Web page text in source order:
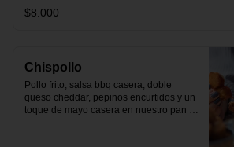
$8.000
Chispollo
Pollo frito, salsa bbq casera, doble
queso cheddar, pepinos encurtidos y un
toque de mayo casera en nuestro pan